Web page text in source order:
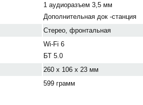
1 аудиоразъем 3,5 мм
Дополнительная док -станция
Стерео, фронтальная
Wi-Fi 6
БТ 5.0
260 х 106 х 23 мм
599 грамм